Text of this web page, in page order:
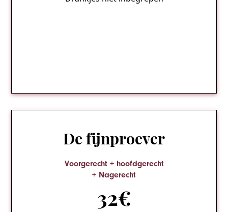
De fijnproever
Voorgerecht + hoofdgerecht
+ Nagerecht
32€